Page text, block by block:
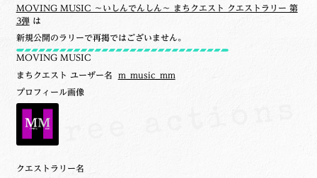
MOVING MUSIC ～いしんでんしん～ まちクエスト クエストラリー 第
3弾 は
新規公開のラリーで再掲ではございません。
MOVING MUSIC
まちクエスト ユーザー名 m_music_mm
プロフィール画像
クエストラリー名